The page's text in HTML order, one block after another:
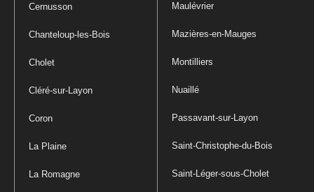
Cernusson
Chanteloup-les-Bois
Cholet
Cléré-sur-Layon
Coron
La Plaine
La Romagne
Maulévrier
Mazières-en-Mauges
Montilliers
Nuaillé
Passavant-sur-Layon
Saint-Christophe-du-Bois
Saint-Léger-sous-Cholet